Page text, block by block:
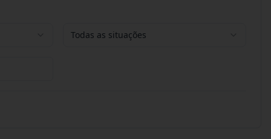
Todas as situações